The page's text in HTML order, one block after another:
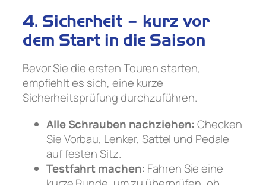
4. Sicherheit – kurz vor
dem Start in die Saison
Bevor Sie die ersten Touren starten,
empfiehlt es sich, eine kurze
Sicherheitsprüfung durchzuführen.
Alle Schrauben nachziehen:Checken
Sie Vorbau, Lenker, Sattel und Pedale
auf festen Sitz.
Testfahrt machen: Fahren Sie eine